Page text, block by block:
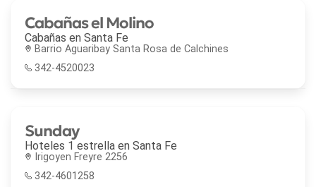
Cabañas el Molino
Cabañas en Santa Fe
Barrio Aguaribay Santa Rosa de Calchines
342-4520023
Sunday
Hoteles 1 estrella en Santa Fe
Irigoyen Freyre 2256
342-4601258